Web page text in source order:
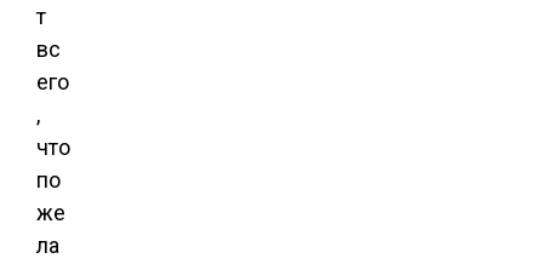
т
вс
его
,
что
по
же
ла